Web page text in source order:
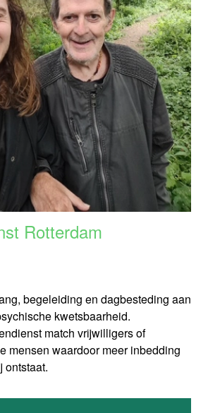
Rotterdam
begeleiding en dagbesteding aan
kwetsbaarheid.
match vrijwilligers of
mensen waardoor meer inbedding
ontstaat.